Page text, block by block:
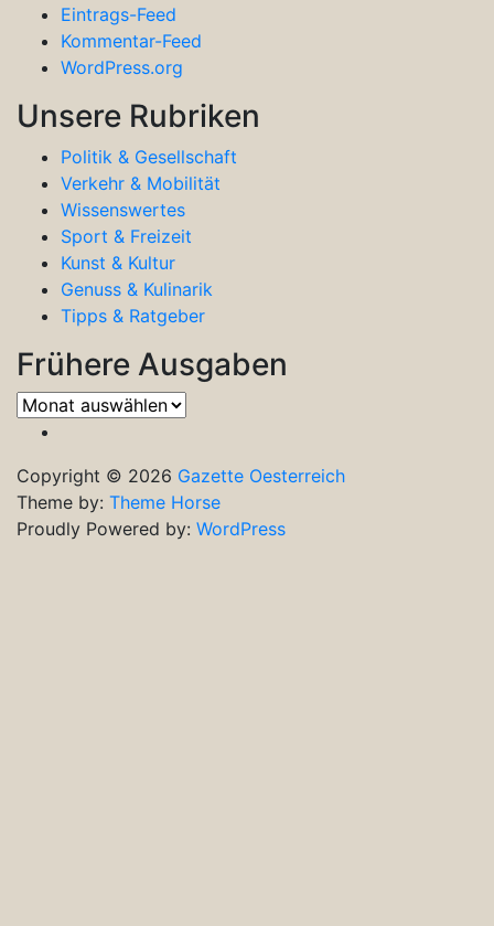
Eintrags-Feed
Kommentar-Feed
WordPress.org
Unsere Rubriken
Politik & Gesellschaft
Verkehr & Mobilität
Wissenswertes
Sport & Freizeit
Kunst & Kultur
Genuss & Kulinarik
Tipps & Ratgeber
Frühere Ausgaben
Frühere
Ausgaben
Copyright © 2026 Gazette Oesterreich
Theme by: Theme Horse
Proudly Powered by: WordPress